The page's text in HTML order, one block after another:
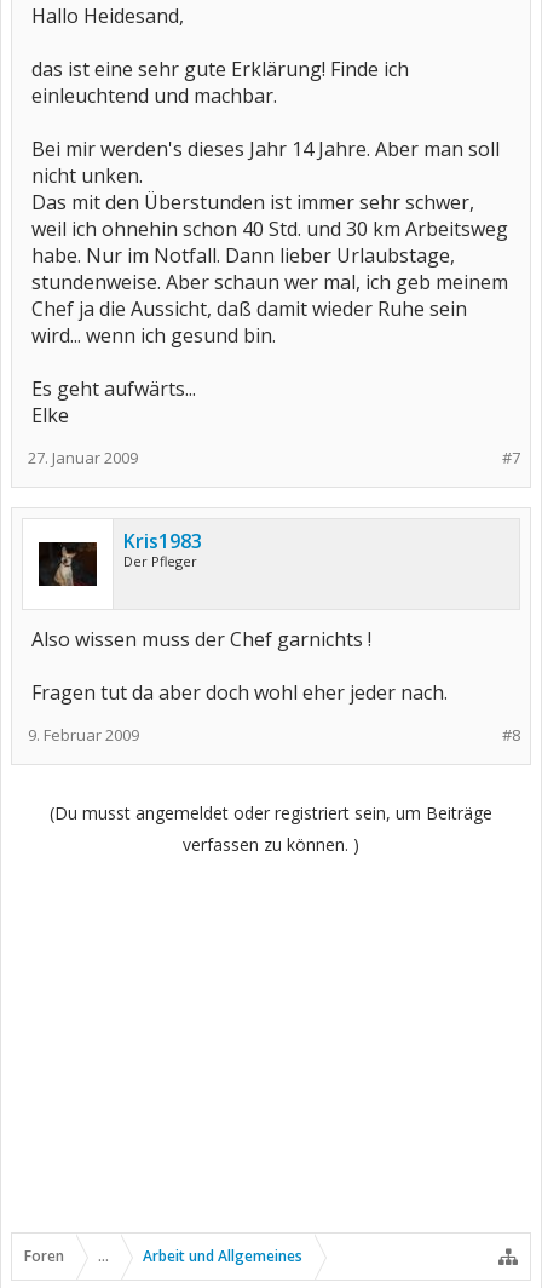
Hallo Heidesand,
das ist eine sehr gute Erklärung! Finde ich
einleuchtend und machbar.
Bei mir werden's dieses Jahr 14 Jahre. Aber man soll
nicht unken.
Das mit den Überstunden ist immer sehr schwer,
weil ich ohnehin schon 40 Std. und 30 km Arbeitsweg
habe. Nur im Notfall. Dann lieber Urlaubstage,
stundenweise. Aber schaun wer mal, ich geb meinem
Chef ja die Aussicht, daß damit wieder Ruhe sein
wird... wenn ich gesund bin.
Es geht aufwärts...
Elke
#7
27. Januar 2009
Kris1983
Der Pfleger
Also wissen muss der Chef garnichts !
Fragen tut da aber doch wohl eher jeder nach.
#8
9. Februar 2009
(Du musst angemeldet oder registriert sein, um Beiträge
verfassen zu können. )
Foren ... Arbeit und Allgemeines